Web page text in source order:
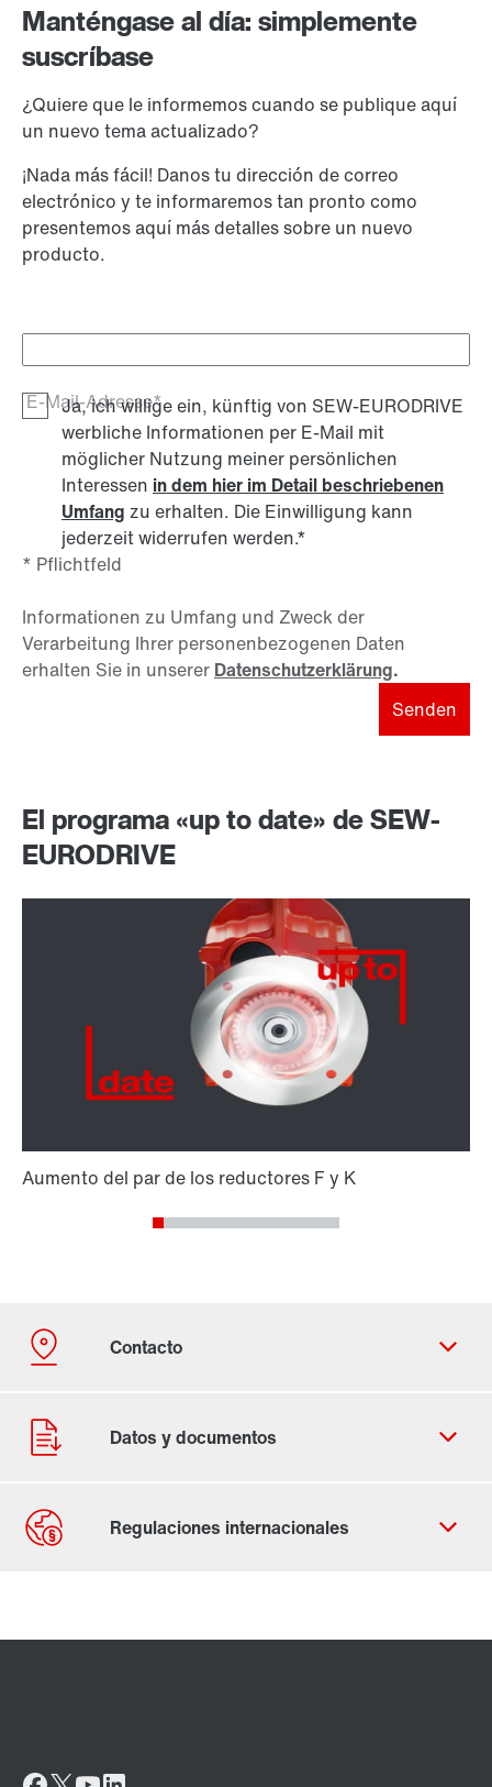
Manténgase al día: simplemente
suscríbase
¿Quiere que le informemos cuando se publique aquí
un nuevo tema actualizado?
¡Nada más fácil! Danos tu dirección de correo
electrónico y te informaremos tan pronto como
presentemos aquí más detalles sobre un nuevo
producto.
E-Mail-Adresse*
Ja, ich willige ein, künftig von SEW-EURODRIVE
werbliche Informationen per E-Mail mit
möglicher Nutzung meiner persönlichen
Interessen in dem hier im Detail beschriebenen
Umfang zu erhalten. Die Einwilligung kann
jederzeit widerrufen werden.*
* Pflichtfeld
Informationen zu Umfang und Zweck der
Verarbeitung Ihrer personenbezogenen Daten
erhalten Sie in unserer Datenschutzerklärung.
Senden
El programa «up to date» de SEW-
EURODRIVE